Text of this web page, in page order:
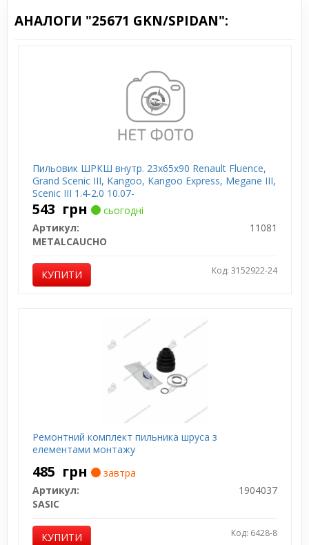
АНАЛОГИ "25671 GKN/SPIDAN":
Пильовик ШРКШ внутр. 23x65x90 Renault Fluence,
Grand Scenic III, Kangoo, Kangoo Express, Megane III,
Scenic III 1.4-2.0 10.07-
543 грн
сьогодні
Артикул:
11081
METALCAUCHO
КУПИТИ Код: 3152922-24
Ремонтний комплект пильника шруса з
елементами монтажу
485 грн
завтра
Артикул:
1904037
SASIC
КУПИТИ Код: 6428-8